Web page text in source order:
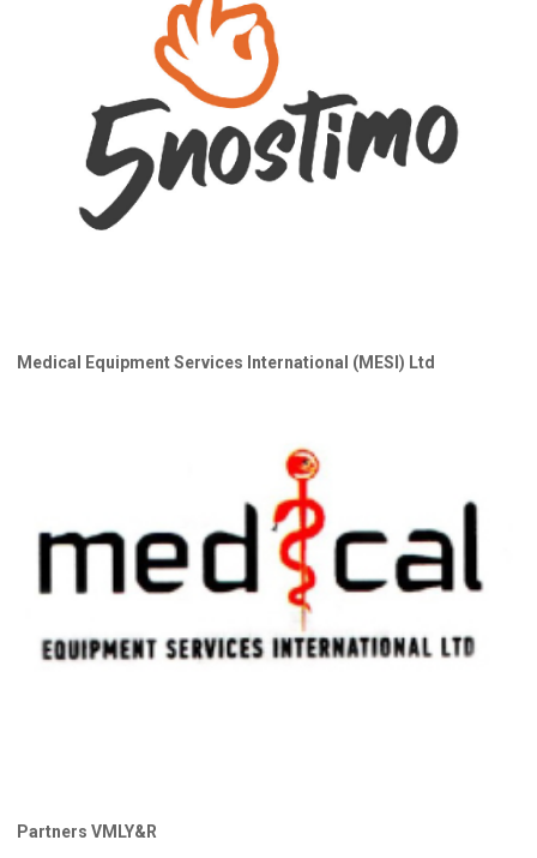
Medical Equipment Services International (MESI) Ltd
Partners VMLY&R